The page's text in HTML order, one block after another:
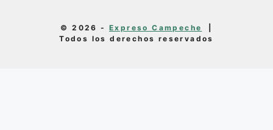
© 2026 - Expreso Campeche
Todos los derechos reservados